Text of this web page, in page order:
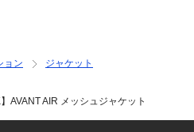
も色味が違って見える場合があ
ョン
ジャケット
AVANT AIR メッシュジャケット